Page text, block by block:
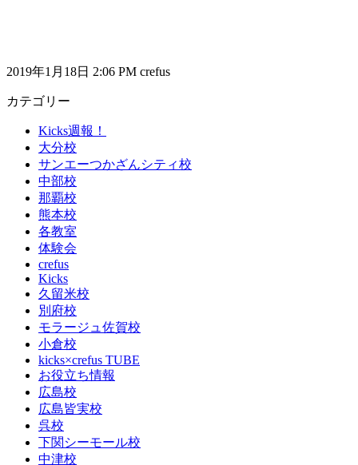
2019年1月18日 2:06 PM crefus
カテゴリー
Kicks週報！
大分校
サンエーつかざんシティ校
中部校
那覇校
熊本校
各教室
体験会
crefus
Kicks
久留米校
別府校
モラージュ佐賀校
小倉校
kicks×crefus TUBE
お役立ち情報
広島校
広島皆実校
呉校
下関シーモール校
中津校